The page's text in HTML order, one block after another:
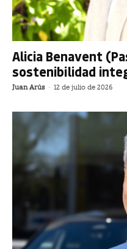
Alicia Benavent
sostenibilidad
Juan Arús - 12 de julio de 2026